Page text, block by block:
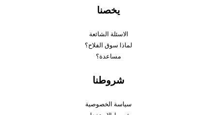
يخصنا
الاسئلة الشائعة
لماذا سوق الفلاح؟
مساعدة؟
شروطنا
سياسة الخصوصية